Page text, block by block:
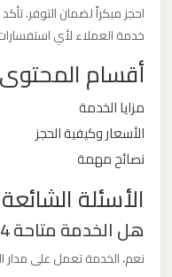
احجز مبكراً لضمان التوفر.
خدمة العملاء لأي
أقسام المحتوى
مزايا الخدمة
الأسعار وكيفية الحجز
نصائح مهمة
الأسئلة الشائعة
هل الخدمة متاحة 24 ساعة؟
نعم، الخدمة تعمل على مدار
ليموزين
القاهرة
للاسكندرية
ليموزين
القاهرة